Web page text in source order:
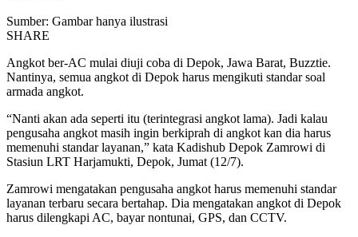
Sumber: Gambar hanya ilustrasi
SHARE
Angkot ber-AC mulai diuji coba di Depok, Jawa Barat, Buzztie.
Nantinya, semua angkot di Depok harus mengikuti standar soal
armada angkot.
“Nanti akan ada seperti itu (terintegrasi angkot lama). Jadi kalau
pengusaha angkot masih ingin berkiprah di angkot kan dia harus
memenuhi standar layanan,” kata Kadishub Depok Zamrowi di
Stasiun LRT Harjamukti, Depok, Jumat (12/7).
Zamrowi mengatakan pengusaha angkot harus memenuhi standar
layanan terbaru secara bertahap. Dia mengatakan angkot di Depok
harus dilengkapi AC, bayar nontunai, GPS, dan CCTV.